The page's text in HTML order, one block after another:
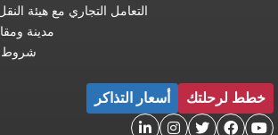
التعامل التجاري مع هيئة
مدينة
شروط
خطط لرحلتك أسعار التذاكر




